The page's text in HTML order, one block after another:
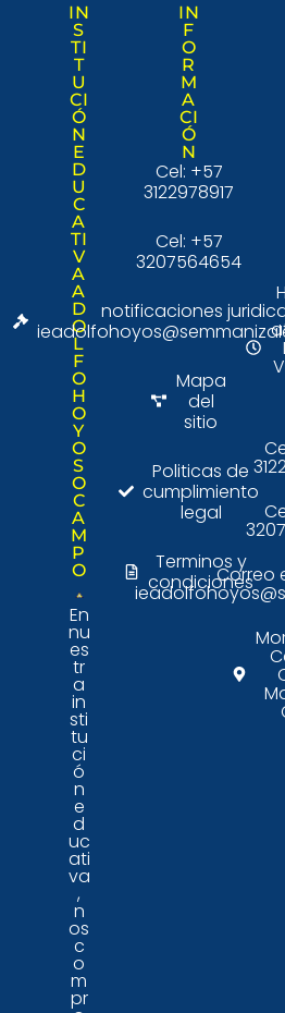
IN
S
TI
T
U
CI
Ó
N
E
D
U
C
A
TI
V
A
A
D
O
L
F
O
H
O
Y
O
S
O
C
A
M
P
O
En
nu
es
tr
a
in
sti
tu
ci
ó
n
e
d
uc
ati
va
,
n
os
c
o
m
pr
IN
F
O
R
M
A
CI
Ó
N
Cel: +57
3122978917
Cel: +57
3207564654
notificaciones
Mapa
del
sitio
Politicas de
cumplimiento
legal
Terminos y
condiciones
Correo